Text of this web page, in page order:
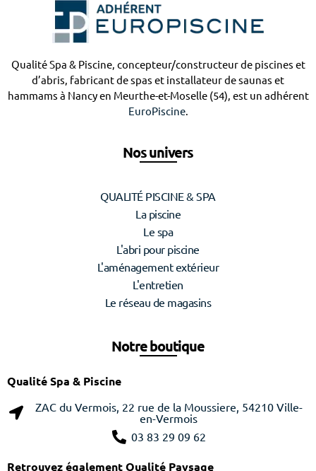
Qualité Spa & Piscine, concepteur/constructeur de piscines et
d’abris, fabricant de spas et installateur de saunas et
hammams à Nancy en Meurthe-et-Moselle (54), est un adhérent
EuroPiscine.
Nos univers
QUALITÉ PISCINE & SPA
La piscine
Le spa
L'abri pour piscine
L'aménagement extérieur
L'entretien
Le réseau de magasins
Notre boutique
Qualité Spa & Piscine
ZAC du Vermois, 22 rue de la Moussiere, 54210 Ville-
en-Vermois
03 83 29 09 62
Retrouvez également Qualité Paysage